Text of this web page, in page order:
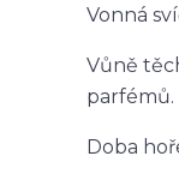
Vonná
Vůně
parfémů.
Doba